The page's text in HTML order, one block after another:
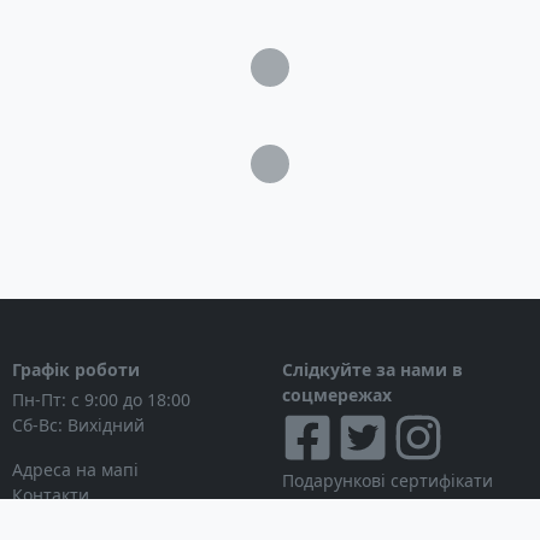
Загрузка...
Загрузка...
Графік роботи
Пн-Пт: с 9:00 до 18:00
Сб-Вс: Вихідний
Адреса на мапі
Контакти
Слідкуйте за нами в
соцмережах
Подарункові сертифікати
Дисконтні картки